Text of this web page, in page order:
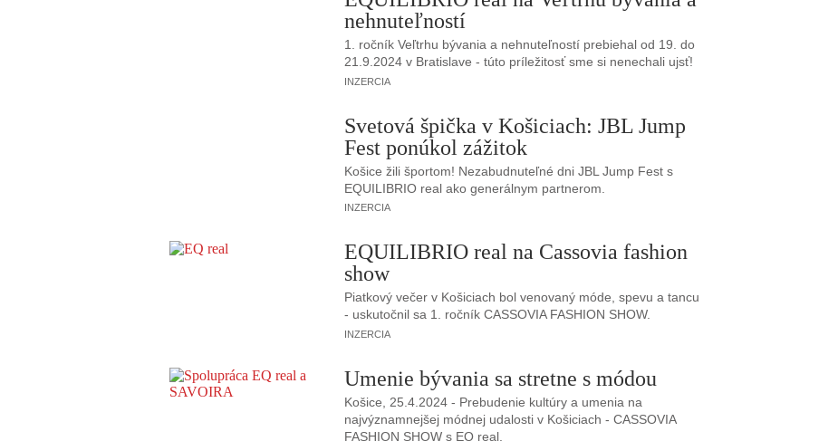
nehnuteľností
1. ročník Veľtrhu bývania a nehnuteľností prebiehal od 19. do
21.9.2024 v Bratislave - túto príležitosť sme si nenechali ujsť!
INZERCIA
Svetová špička v Košiciach: JBL Jump
Fest ponúkol zážitok
Košice žili športom! Nezabudnuteľné dni JBL Jump Fest s
EQUILIBRIO real ako generálnym partnerom.
INZERCIA
EQUILIBRIO real na Cassovia fashion
show
Piatkový večer v Košiciach bol venovaný móde, spevu a tancu
- uskutočnil sa 1. ročník CASSOVIA FASHION SHOW.
INZERCIA
Umenie bývania sa stretne s módou
Košice, 25.4.2024 - Prebudenie kultúry a umenia na
najvýznamnejšej módnej udalosti v Košiciach - CASSOVIA
FASHION SHOW s EQ real.